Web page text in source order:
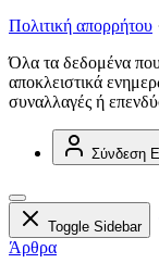
Πολιτική απορρήτου
Όλα τα δεδομένα
αποκλειστικά
συναλλαγές ή
Σύνδεση
Toggle Sidebar
Άρθρα